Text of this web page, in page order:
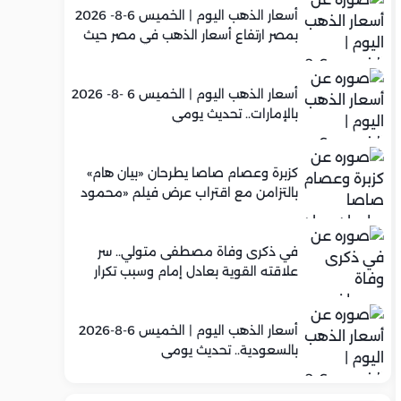
أسعار الذهب اليوم | الخميس 6-8- 2026
بمصر ارتفاع أسعار الذهب في مصر حيث
أسعار الذهب اليوم | الخميس 6 -8- 2026
بالإمارات.. تحديث يومي
كزبرة وعصام صاصا يطرحان «بيان هام»
بالتزامن مع اقتراب عرض فيلم «محمود
في ذكرى وفاة مصطفى متولي.. سر
علاقته القوية بعادل إمام وسبب تكرار
أسعار الذهب اليوم | الخميس 6-8-2026
بالسعودية.. تحديث يومي